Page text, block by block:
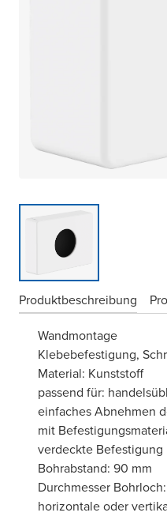
Produktbeschreibung
Wandmontage
Klebebefestigung,
Material: Kunststoff
passend für:
einfaches Abnehmen
mit
verdeckte Befestigung
Bohrabstand: 90 mm
Durchmesser
horizontale oder